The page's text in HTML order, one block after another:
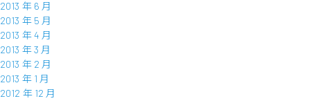
2013 年 6 月
2013 年 5 月
2013 年 4 月
2013 年 3 月
2013 年 2 月
2013 年 1 月
2012 年 12 月